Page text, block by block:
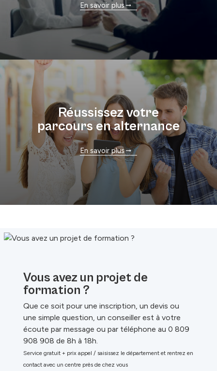
En savoir plus
Réussissez votre
parcours en alternance
En savoir plus
Vous avez un projet de
formation ?
Que ce soit pour une inscription, un devis ou
une simple question, un conseiller est à votre
écoute par message ou par téléphone au 0 809
908 908 de 8h à 18h.
Service gratuit + prix appel / saisissez le département et rentrez en
contact avec un centre près de chez vous